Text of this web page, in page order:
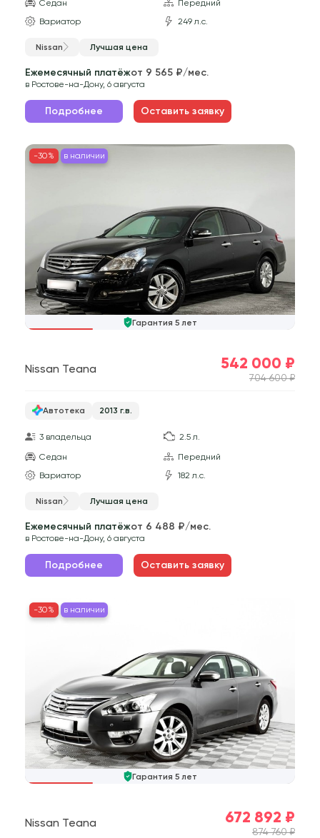
Седан
Передний
Вариатор
249 л.с.
Nissan Лучшая цена
Ежемесячный платёжот 9 565 ₽/мес.
в Ростове-на-Дону, 6 августа
Подробнее Оставить заявку
-30% в наличии
Гарантия 5 лет
Nissan Teana 542 000 ₽
704 600 ₽
Автотека 2013 г.в.
3 владельца
2.5 л.
Седан
Передний
Вариатор
182 л.с.
Nissan Лучшая цена
Ежемесячный платёжот 6 488 ₽/мес.
в Ростове-на-Дону, 6 августа
Подробнее Оставить заявку
-30% в наличии
Гарантия 5 лет
Nissan Teana 672 892 ₽
874 760 ₽